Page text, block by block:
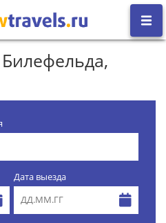
Дата выезда